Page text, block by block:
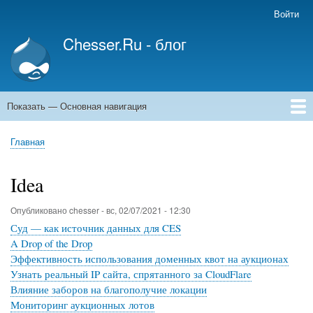
основному
содержанию
учётной
записи
пользователя
Войти
Chesser.Ru - блог
Основная
Показать — Основная навигация
Главная
Строка
Главная
Idea
Опубликовано chesser-вс, 02/07/2021 - 12:30
Суд — как источник данных для CES
A Drop of the Drop
Эффективность использования доменных квот на аукционах
Узнать реальный IP сайта, спрятанного за CloudFlare
Влияние заборов на благополучие локации
Мониторинг аукционных лотов